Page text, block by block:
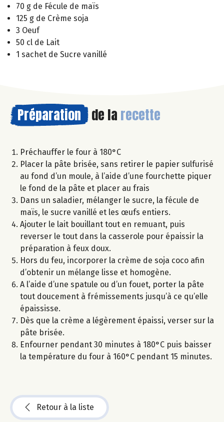
70 g de Fécule de maïs
125 g de Crème soja
3 Oeuf
50 cl de Lait
1 sachet de Sucre vanillé
Préparation de la recette
Préchauffer le four à 180°C
Placer la pâte brisée, sans retirer le papier sulfurisé
au fond d’un moule, à l’aide d’une fourchette piquer
le fond de la pâte et placer au frais
Dans un saladier, mélanger le sucre, la fécule de
maïs, le sucre vanillé et les œufs entiers.
Ajouter le lait bouillant tout en remuant, puis
reverser le tout dans la casserole pour épaissir la
préparation à feux doux.
Hors du feu, incorporer la crème de soja coco afin
d’obtenir un mélange lisse et homogène.
A l’aide d’une spatule ou d’un fouet, porter la pâte
tout doucement à frémissements jusqu’à ce qu’elle
épaississe.
Dès que la crème a légèrement épaissi, verser sur la
pâte brisée.
Enfourner pendant 30 minutes à 180°C puis baisser
la température du four à 160°C pendant 15 minutes.
Retour à la liste